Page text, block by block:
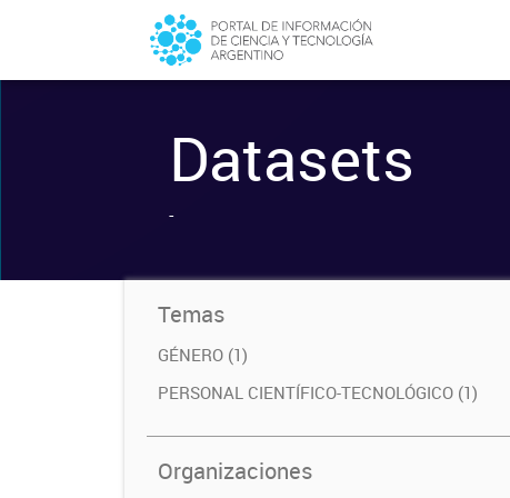
Datasets
-
Temas
GÉNERO (1)
PERSONAL CIENTÍFICO-TECNOLÓGICO (1)
Organizaciones